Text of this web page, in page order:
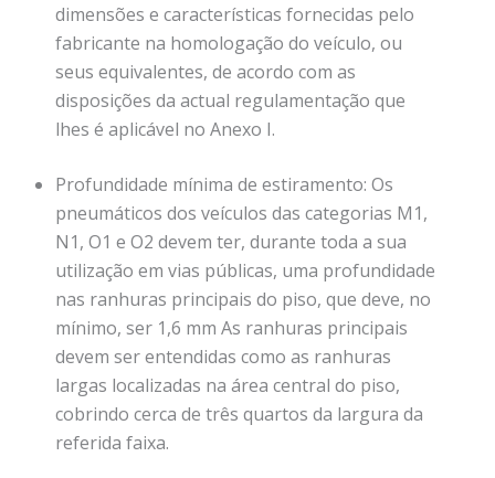
dimensões e características fornecidas pelo
fabricante na homologação do veículo, ou
seus equivalentes, de acordo com as
disposições da actual regulamentação que
lhes é aplicável no Anexo I.
Profundidade mínima de estiramento: Os
pneumáticos dos veículos das categorias M1,
N1, O1 e O2 devem ter, durante toda a sua
utilização em vias públicas, uma profundidade
nas ranhuras principais do piso, que deve, no
mínimo, ser 1,6 mm As ranhuras principais
devem ser entendidas como as ranhuras
largas localizadas na área central do piso,
cobrindo cerca de três quartos da largura da
referida faixa.